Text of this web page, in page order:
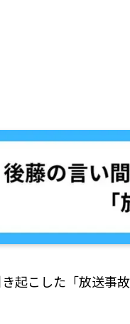
起こした「放送事故